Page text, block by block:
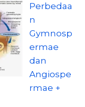
Perbedaa
n
Gymnosp
ermae
dan
Angiospe
rmae +